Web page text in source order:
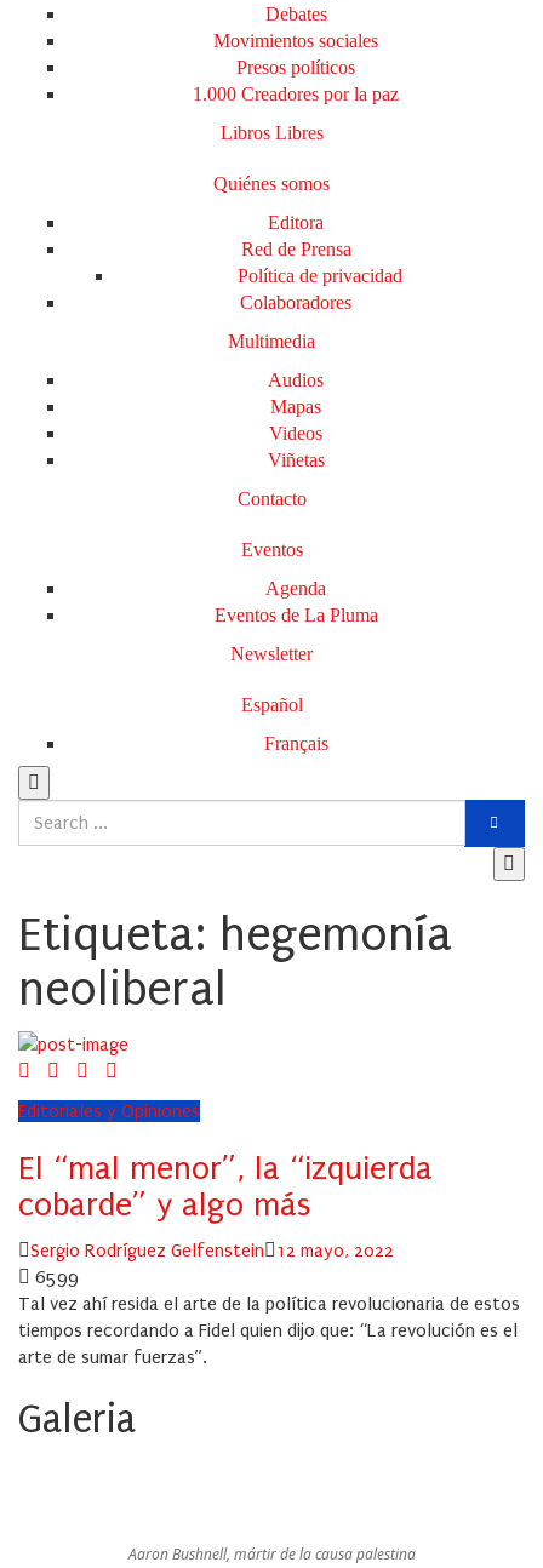
Debates
Movimientos sociales
Presos políticos
1.000 Creadores por la paz
Libros Libres
Quiénes somos
Editora
Red de Prensa
Política de privacidad
Colaboradores
Multimedia
Audios
Mapas
Videos
Viñetas
Contacto
Eventos
Agenda
Eventos de La Pluma
Newsletter
Español
Français
Etiqueta: hegemonía
neoliberal
Editoriales y Opiniones
El “mal menor”, la “izquierda
cobarde” y algo más
Author
Sergio Rodríguez Gelfenstein
Posted
12 mayo, 2022
6599
Tal vez ahí resida el arte de la política revolucionaria de estos
tiempos recordando a Fidel quien dijo que: “La revolución es el
arte de sumar fuerzas”.
Galeria
Aaron Bushnell, mártir de la causa palestina